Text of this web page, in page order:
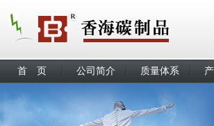
首 页 公司简介 质量体系